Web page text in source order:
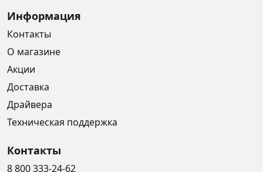
Информация
Контакты
О магазине
Акции
Доставка
Драйвера
Техническая поддержка
Контакты
8 800 333-24-62